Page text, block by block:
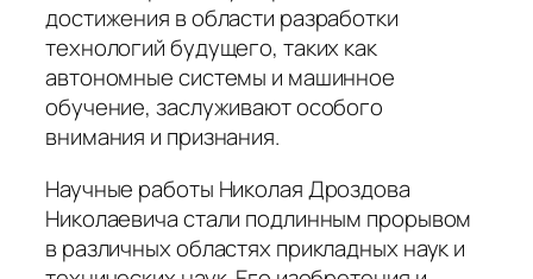
достижения в области разработки
технологий будущего, таких как
автономные системы и машинное
обучение, заслуживают особого
внимания и признания.
Научные работы Николая Дроздова
Николаевича стали подлинным прорывом
в различных областях прикладных наук и